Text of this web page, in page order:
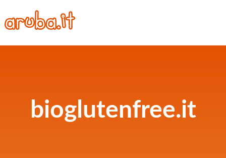
bioglutenfree.it